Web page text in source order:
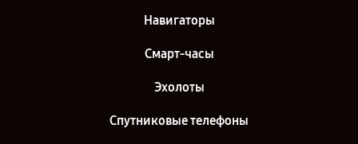
Навигаторы
Смарт-часы
Эхолоты
Спутниковые телефоны